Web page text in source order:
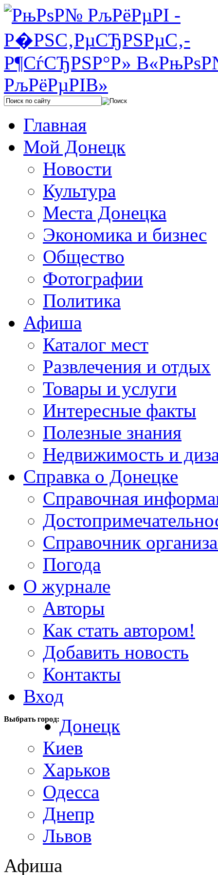
Главная
Мой Донецк
Новости
Культура
Места Донецка
Экономика и бизнес
Общество
Фотографии
Политика
Афиша
Каталог мест
Развлечения и отдых
Товары и услуги
Интересные факты
Полезные знания
Недвижимость и
Справка о Донецке
Справочная
Справочник
Погода
О журнале
Авторы
Как стать автором!
Добавить новость
Контакты
Вход
Выбрать город:Донецк
Киев
Харьков
Одесса
Днепр
Львов
Афиша